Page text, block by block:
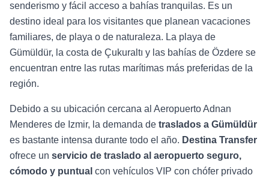
senderismo y fácil acceso a bahías tranquilas. Es un
destino ideal para los visitantes que planean vacaciones
familiares, de playa o de naturaleza. La playa de
Gümüldür, la costa de Çukuraltı y las bahías de Özdere se
encuentran entre las rutas marítimas más preferidas de la
región.
Debido a su ubicación cercana al Aeropuerto Adnan
Menderes de Izmir, la demanda de traslados a Gümüldür
es bastante intensa durante todo el año. Destina Transfer
ofrece un servicio de traslado al aeropuerto seguro,
cómodo y puntual con vehículos VIP con chófer privado